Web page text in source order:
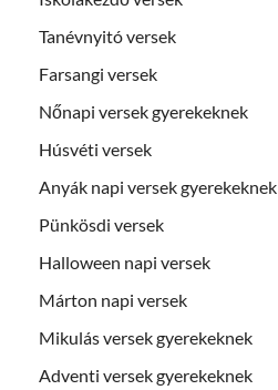
Tanévnyitó versek
Farsangi versek
Nőnapi versek gyerekeknek
Húsvéti versek
Anyák napi versek gyerekeknek
Pünkösdi versek
Halloween napi versek
Márton napi versek
Mikulás versek gyerekeknek
Adventi versek gyerekeknek